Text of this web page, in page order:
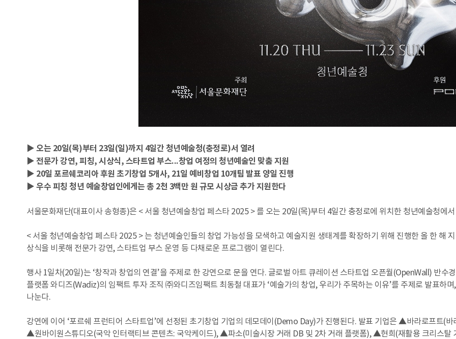
▶ 오는 20일(목)부터 23일(일)까지 4일간 청년예술청(충정로)서 열려
▶ 전문가 강연, 피칭, 시상식, 스타트업 부스...창업 여정의 청년예술인 맞춤 지원
▶ 20일 포르쉐코리아 후원 초기창업 5개사, 21일 예비창업 10개팀 발표 양일 진행
▶ 우수 피칭 청년 예술창업인에게는 총 2천 3백만 원 규모 시상금 추가 지원한다
서울문화재단(대표이사 송형종)은 < 서울 청년예술창업 페스타 2025 > 를 오는 20일(목)부터 4일간 충정로에 위치한 청년예술청에
< 서울 청년예술창업 페스타 2025 > 는 청년예술인들의 창업 가능성을 모색하고 예술지원 생태계를 확장하기 위해 진행한 올 한 해
상식을 비롯해 전문가 강연, 스타트업 부스 운영 등 다채로운 프로그램이 열린다.
행사 1일차(20일)는 ‘창작과 창업의 연결’을 주제로 한 강연으로 문을 연다. 글로벌 아트 큐레이션 스타트업 오픈월(OpenWall) 반수
플랫폼 와디즈(Wadiz)의 임팩트 투자 조직 ㈜와디즈임팩트 최동철 대표가 ‘예술가의 창업, 우리가 주목하는 이유’를 주제로 발표하
나눈다.
강연에 이어 ‘포르쉐 프런티어 스타트업’에 선정된 초기창업 기업의 데모데이(Demo Day)가 진행된다. 발표 기업은 ▲바라로프트(
▲원바이원스튜디오(국악 인터랙티브 콘텐츠: 국악케이드), ▲파소(미술시장 거래 DB 및 2차 거래 플랫폼), ▲현희(재활용 크리스탈